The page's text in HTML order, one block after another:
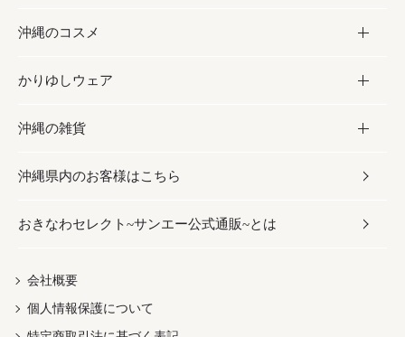
沖縄そば／乾麺
レトルト食品
乾物／粉類
塩
お酢／ドレッシング
しょうゆ
みそ
だし／スパイス／島唐辛子
黒糖
ちんすこう
伝統菓子
スナック
おつまみ
紅芋
お酒・ドリンク
泡盛
ビール・チューハイ
ワイン・ウィスキー・カクテル
ドリンク
茶葉
沖縄のコスメ
コスメ
スキンケア
ボディケア
ヘアケア
UVケア
かりゆしウェア
かりゆしウェア
メンズ
レディース
沖縄の雑貨
雑貨
沖縄ファッション
伝統工芸品
沖縄県内のお客様はこちら
おきなわセレクト~サンエー公式通販~とは
会社概要
個人情報保護について